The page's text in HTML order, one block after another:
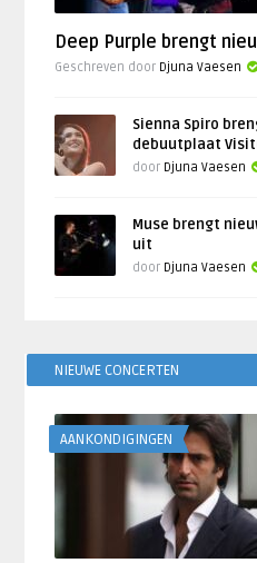
Deep Purple brengt
Geschreven door Djuna Vaesen
Sienna Spiro
debuutplaat
door Djuna Vaesen
Muse brengt
uit
door Djuna Vaesen
NIEUWE CONCERTEN
AANKONDIGINGEN